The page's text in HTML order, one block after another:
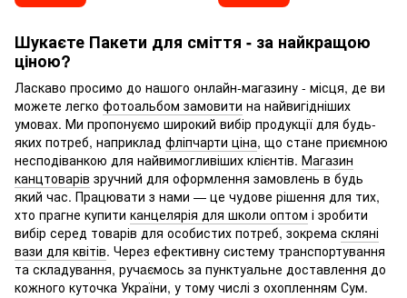
Шукаєте Пакети для сміття - за найкращою
ціною?
Ласкаво просимо до нашого онлайн-магазину - місця, де ви
можете легко фотоальбом замовити на найвигідніших
умовах. Ми пропонуємо широкий вибір продукції для будь-
яких потреб, наприклад фліпчарти ціна, що стане приємною
несподіванкою для найвимогливіших клієнтів. Магазин
канцтоварів зручний для оформлення замовлень в будь
який час. Працювати з нами — це чудове рішення для тих,
хто прагне купити канцелярія для школи оптом і зробити
вибір серед товарів для особистих потреб, зокрема скляні
вази для квітів. Через ефективну систему транспортування
та складування, ручaємось за пунктуальне доставлення до
кожного куточка України, у тому числі з охопленням Сум.